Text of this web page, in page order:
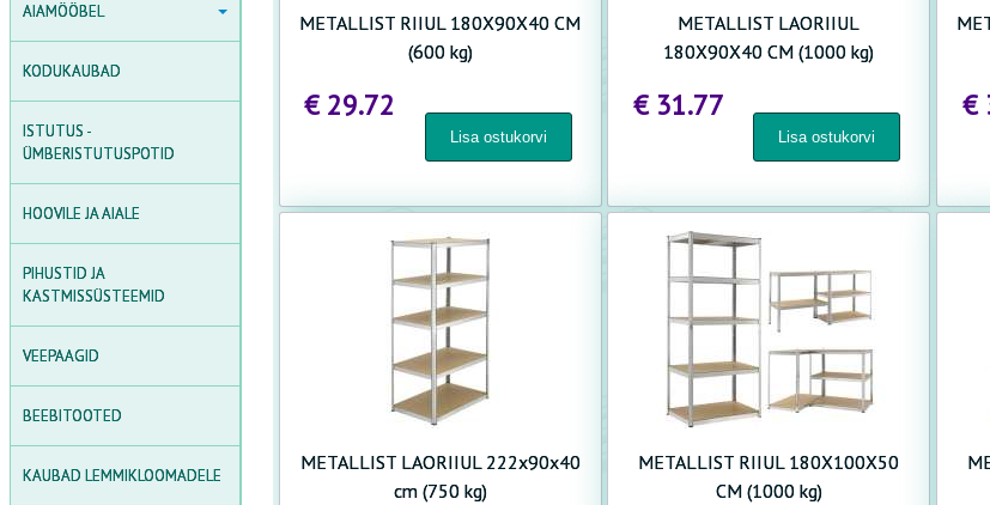
PÕÕSATOED
AIAMÖÖBEL
AIAMÖÖBLIKOMPLEKTID
POLÜKARBONAADIST
KODUKAUBAD
ISTUTUS -
ÜMBERISTUTUSPOTID
HOOVILE JA AIALE
PIHUSTID JA
KASTMISSÜSTEEMID
VEEPAAGID
BEEBITOOTED
KAUBAD LEMMIKLOOMADELE
METALLIST RIIUL 180X90X40 CM
(600 kg)
€ 29.72
METALLIST LAORIIUL
180X90X40 CM (1000 kg)
€ 31.77 €
METALLIST LAORIIUL 222x90x40
cm (750 kg)
METALLIST RIIUL 180X100X50
CM (1000 kg)